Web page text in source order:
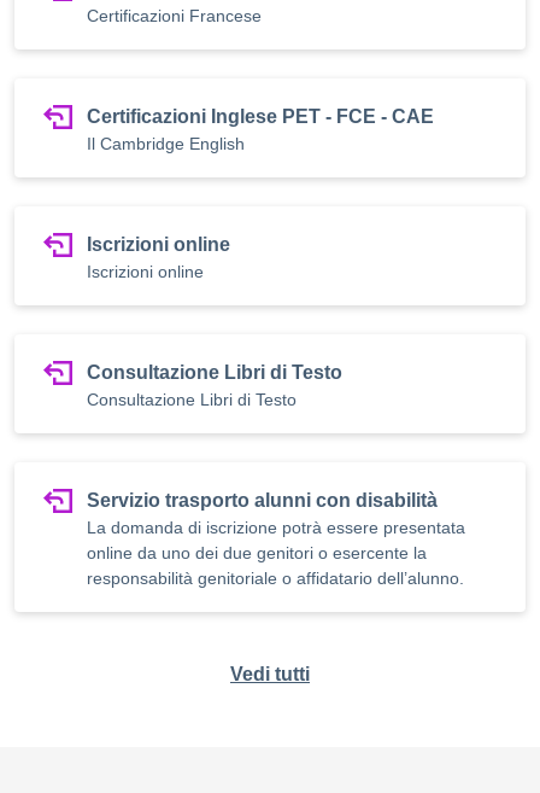
Certificazioni Francese
Certificazioni Inglese PET - FCE - CAE
Il Cambridge English
Iscrizioni online
Iscrizioni online
Consultazione Libri di Testo
Consultazione Libri di Testo
Servizio trasporto alunni con disabilità
La domanda di iscrizione potrà essere presentata
online da uno dei due genitori o esercente la
responsabilità genitoriale o affidatario dell’alunno.
Vedi tutti